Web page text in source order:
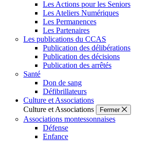
Les Actions pour les Seniors
Les Ateliers Numériques
Les Permanences
Les Partenaires
Les publications du CCAS
Publication des délibérations
Publication des décisions
Publication des arrêtés
Santé
Don de sang
Défibrillateurs
Culture et Associations
Culture et Associations
Fermer
Associations montessonnaises
Défense
Enfance